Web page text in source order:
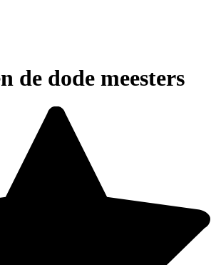
de dode meesters